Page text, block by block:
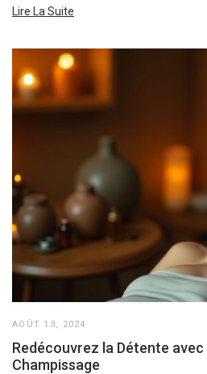
Lire La Suite
AOÛT 13, 2024
Redécouvrez la Détente avec
Champissage